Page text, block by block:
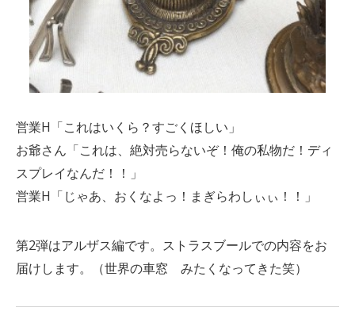
営業H「これはいくら？すごくほしい」
お爺さん「これは、絶対売らないぞ！俺の私物だ！ディ
スプレイなんだ！！」
営業H「じゃあ、おくなよっ！まぎらわしぃぃ！！」
第2弾はアルザス編です。ストラスブールでの内容をお
届けします。（世界の車窓 みたくなってきた笑）